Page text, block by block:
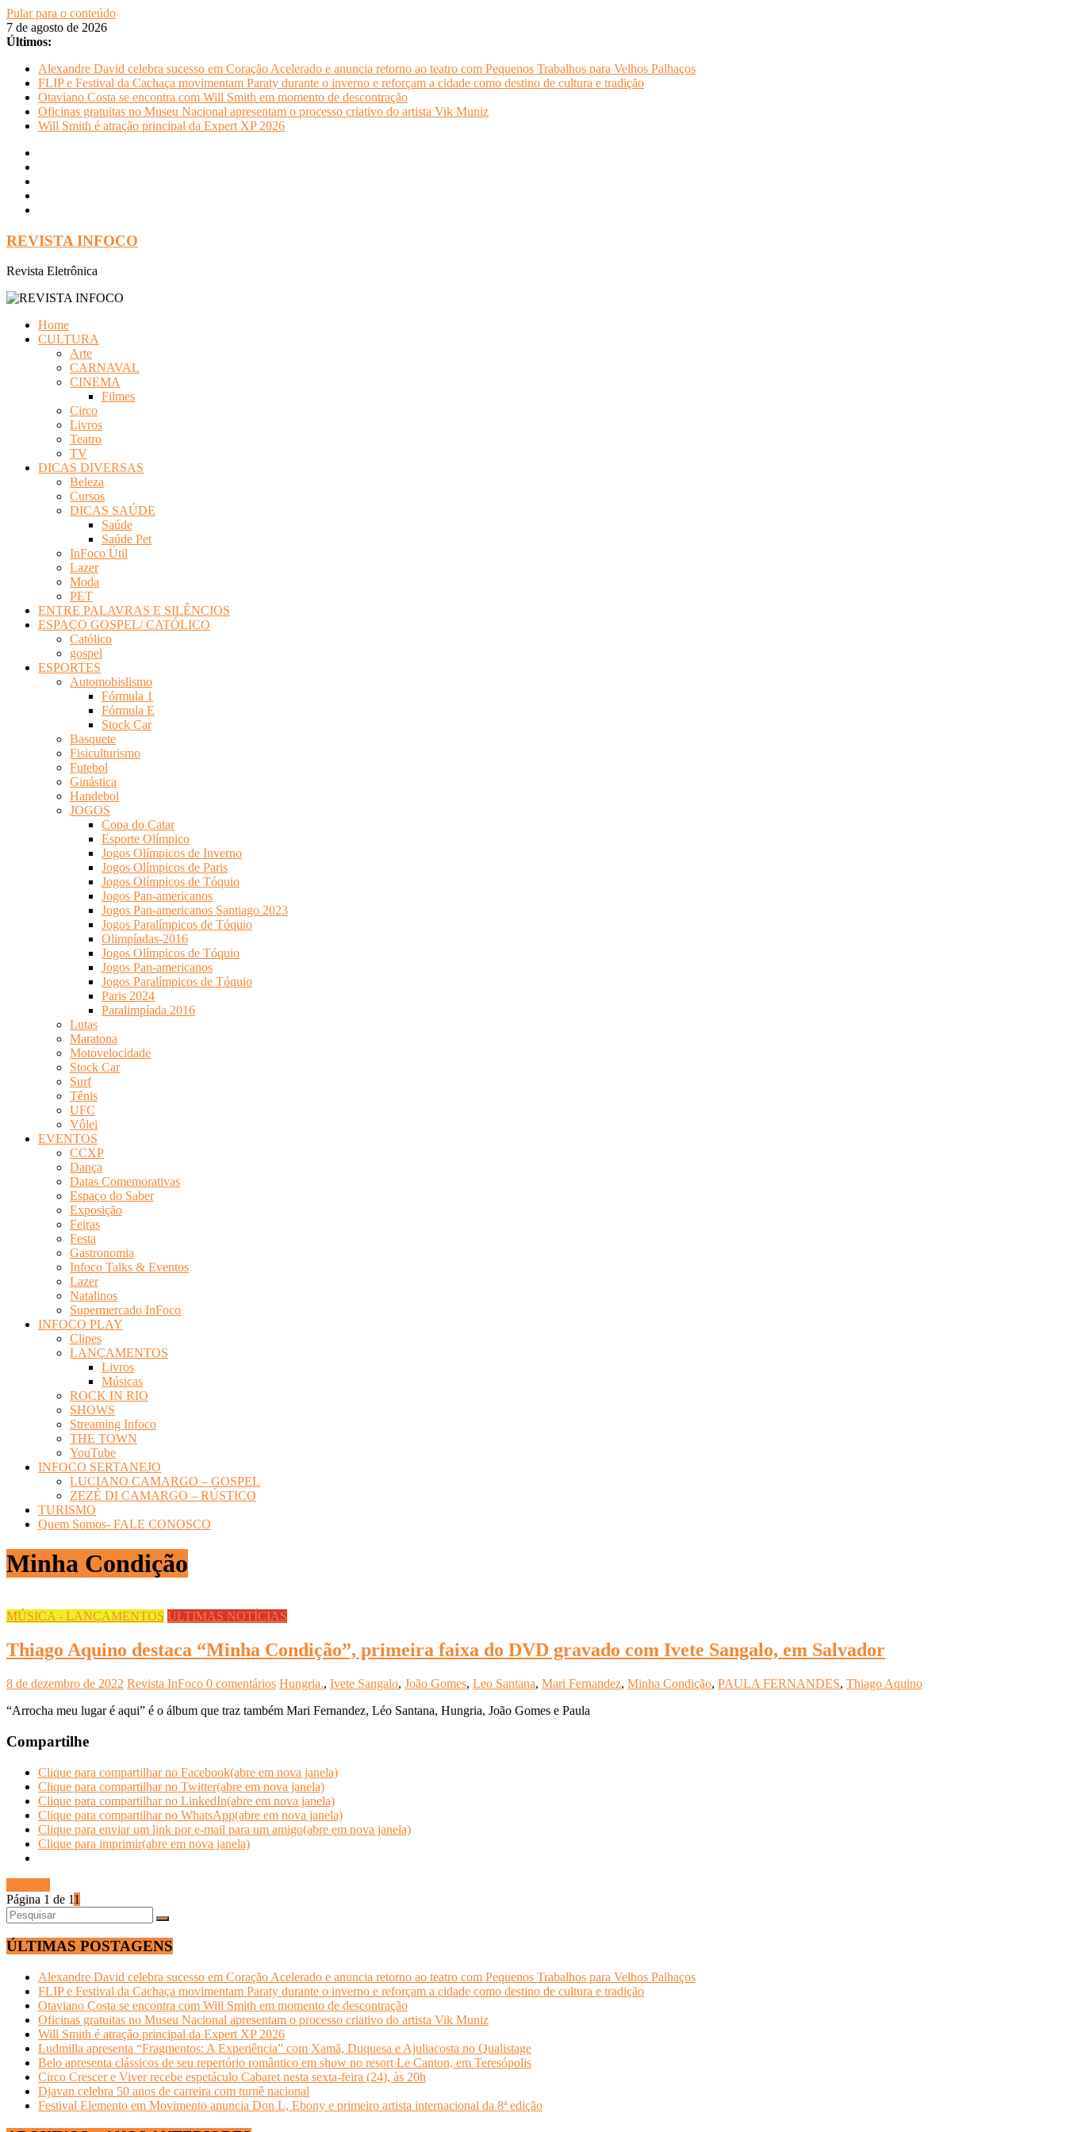
Pular para o conteúdo
7 de agosto de 2026
Últimos:
Alexandre David celebra sucesso em Coração Acelerado e anuncia retorno ao teatro com Pequenos Trabalhos para Velhos Palhaços
FLIP e Festival da Cachaça movimentam Paraty durante o inverno e reforçam a cidade como destino de cultura e tradição
Otaviano Costa se encontra com Will Smith em momento de descontração
Oficinas gratuitas no Museu Nacional apresentam o processo criativo do artista Vik Muniz
Will Smith é atração principal da Expert XP 2026
REVISTA INFOCO
Revista Eletrônica
Home
CULTURA
Arte
CARNAVAL
CINEMA
Filmes
Circo
Livros
Teatro
TV
DICAS DIVERSAS
Beleza
Cursos
DICAS SAÚDE
Saúde
Saúde Pet
InFoco Útil
Lazer
Moda
PET
ENTRE PALAVRAS E SILÊNCIOS
ESPAÇO GOSPEL/ CATÓLICO
Católico
gospel
ESPORTES
Automobislismo
Fórmula 1
Fórmula E
Stock Car
Basquete
Fisiculturismo
Futebol
Ginástica
Handebol
JOGOS
Copa do Catar
Esporte Olímpico
Jogos Olímpicos de Inverno
Jogos Olímpicos de Paris
Jogos Olímpicos de Tóquio
Jogos Pan-americanos
Jogos Pan-americanos Santiago 2023
Jogos Paralímpicos de Tóquio
Olimpíadas-2016
Jogos Olímpicos de Tóquio
Jogos Pan-americanos
Jogos Paralímpicos de Tóquio
Paris 2024
Paralimpíada 2016
Lutas
Maratona
Motovelocidade
Stock Car
Surf
Tênis
UFC
Vôlei
EVENTOS
CCXP
Dança
Datas Comemorativas
Espaço do Saber
Exposição
Feiras
Festa
Gastronomia
Infoco Talks & Eventos
Lazer
Natalinos
Supermercado InFoco
INFOCO PLAY
Clipes
LANÇAMENTOS
Livros
Músicas
ROCK IN RIO
SHOWS
Streaming Infoco
THE TOWN
YouTube
INFOCO SERTANEJO
LUCIANO CAMARGO – GOSPEL
ZEZÉ DI CAMARGO – RÚSTICO
TURISMO
Quem Somos- FALE CONOSCO
Minha Condição
MÚSICA - LANÇAMENTOS ÚLTIMAS NOTÍCIAS
Thiago Aquino destaca “Minha Condição”, primeira faixa do DVD gravado com Ivete Sangalo, em Salvador
8 de dezembro de 2022 Revista InFoco 0 comentários Hungria., Ivete Sangalo, João Gomes, Leo Santana, Mari Fernandez, Minha Condição, PAULA FERNANDES, Thiago Aquino
“Arrocha meu lugar é aqui” é o álbum que traz também Mari Fernandez, Léo Santana, Hungria, João Gomes e Paula
Compartilhe
Clique para compartilhar no Facebook(abre em nova janela)
Clique para compartilhar no Twitter(abre em nova janela)
Clique para compartilhar no LinkedIn(abre em nova janela)
Clique para compartilhar no WhatsApp(abre em nova janela)
Clique para enviar um link por e-mail para um amigo(abre em nova janela)
Clique para imprimir(abre em nova janela)
Página 1 de 11
ÚLTIMAS POSTAGENS
Alexandre David celebra sucesso em Coração Acelerado e anuncia retorno ao teatro com Pequenos Trabalhos para Velhos Palhaços
FLIP e Festival da Cachaça movimentam Paraty durante o inverno e reforçam a cidade como destino de cultura e tradição
Otaviano Costa se encontra com Will Smith em momento de descontração
Oficinas gratuitas no Museu Nacional apresentam o processo criativo do artista Vik Muniz
Will Smith é atração principal da Expert XP 2026
Ludmilla apresenta “Fragmentos: A Experiência” com Xamã, Duquesa e Ajuliacosta no Qualistage
Belo apresenta clássicos de seu repertório romântico em show no resort Le Canton, em Teresópolis
Circo Crescer e Viver recebe espetáculo Cabaret nesta sexta-feira (24), às 20h
Djavan celebra 50 anos de carreira com turnê nacional
Festival Elemento em Movimento anuncia Don L, Ebony e primeiro artista internacional da 8ª edição